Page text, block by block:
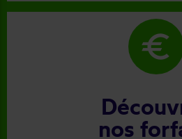
euro
nos